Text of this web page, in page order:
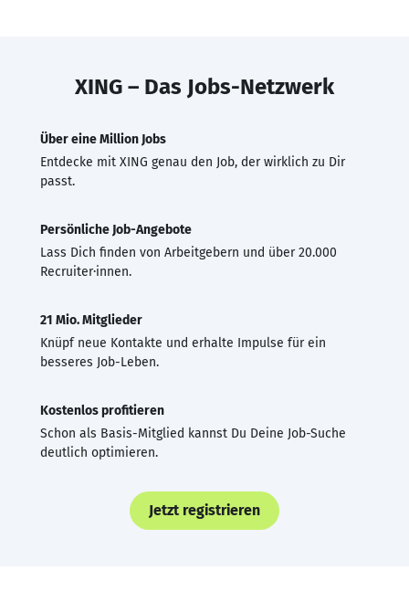
XING – Das Jobs-Netzwerk
Über eine Million Jobs
Entdecke mit XING genau den Job, der wirklich zu Dir
passt.
Persönliche Job-Angebote
Lass Dich finden von Arbeitgebern und über 20.000
Recruiter·innen.
21 Mio. Mitglieder
Knüpf neue Kontakte und erhalte Impulse für ein
besseres Job-Leben.
Kostenlos profitieren
Schon als Basis-Mitglied kannst Du Deine Job-Suche
deutlich optimieren.
Jetzt registrieren